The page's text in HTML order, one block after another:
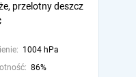
przelotny deszcz
1004 hPa
86%